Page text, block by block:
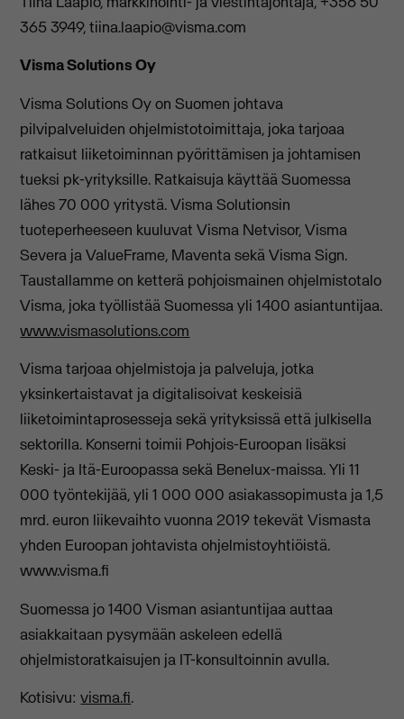
365 3949,tiina.laapio@visma.com
Visma Solutions Oy
Visma Solutions Oy on Suomen johtava
pilvipalveluiden ohjelmistotoimittaja, joka tarjoaa
ratkaisut liiketoiminnan pyörittämisen ja johtamisen
tueksi pk-yrityksille. Ratkaisuja käyttää Suomessa
lähes 70 000 yritystä. Visma Solutionsin
tuoteperheeseen kuuluvat Visma Netvisor, Visma
Severa ja ValueFrame, Maventa sekä Visma Sign.
Taustallamme on ketterä pohjoismainen ohjelmistotalo
Visma, joka työllistää Suomessa yli 1400 asiantuntijaa.
www.vismasolutions.com
Visma tarjoaa ohjelmistoja ja palveluja, jotka
yksinkertaistavat ja digitalisoivat keskeisiä
liiketoimintaprosesseja sekä yrityksissä että julkisella
sektorilla. Konserni toimii Pohjois-Euroopan lisäksi
Keski- ja Itä-Euroopassa sekä Benelux-maissa. Yli 11
000 työntekijää, yli 1 000 000 asiakassopimusta ja 1,5
mrd. euron liikevaihto vuonna 2019 tekevät Vismasta
yhden Euroopan johtavista ohjelmistoyhtiöistä.
www.visma.fi
Suomessa jo 1400 Visman asiantuntijaa auttaa
asiakkaitaan pysymään askeleen edellä
ohjelmistoratkaisujen ja IT-konsultoinnin avulla.
Kotisivu:visma.fi.